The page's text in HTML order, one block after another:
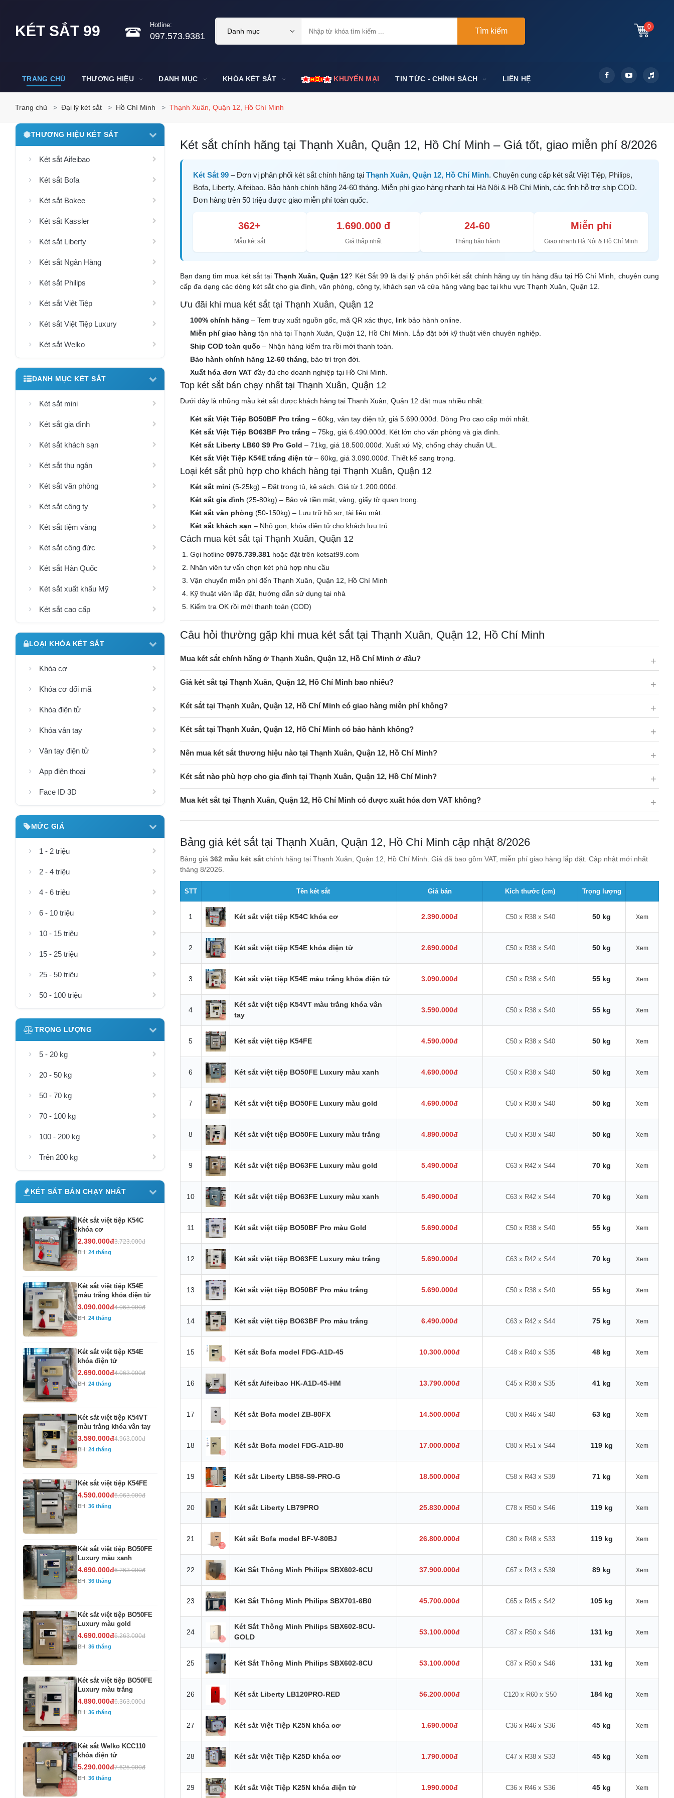
KÉT SẮT 99 Hotline:
097.573.9381
0
Danh mục Tìm kiếm
TRANG CHỦ THƯƠNG HIỆU DANH MỤC KHÓA KÉT SẮT KHUYẾN MẠI TIN TỨC - CHÍNH SÁCH LIÊN HỆ
Trang chủ Đại lý két sắt Hồ Chí Minh Thạnh Xuân, Quận 12, Hồ Chí Minh
THƯƠNG HIỆU KÉT SẮT
Két sắt Aifeibao
Két sắt Bofa
Két sắt Bokee
Két sắt Kassler
Két sắt Liberty
Két sắt Ngân Hàng
Két sắt Philips
Két sắt Việt Tiệp
Két sắt Việt Tiệp Luxury
Két sắt Welko
DANH MỤC KÉT SẮT
Két sắt mini
Két sắt gia đình
Két sắt khách sạn
Két sắt thu ngân
Két sắt văn phòng
Két sắt công ty
Két sắt tiệm vàng
Két sắt công đức
Két sắt Hàn Quốc
Két sắt xuất khẩu Mỹ
Két sắt cao cấp
LOẠI KHÓA KÉT SẮT
Khóa cơ
Khóa cơ đổi mã
Khóa điện tử
Khóa vân tay
Vân tay điện tử
App điện thoại
Face ID 3D
MỨC GIÁ
1 - 2 triệu
2 - 4 triệu
4 - 6 triệu
6 - 10 triệu
10 - 15 triệu
15 - 25 triệu
25 - 50 triệu
50 - 100 triệu
TRỌNG LƯỢNG
5 - 20 kg
20 - 50 kg
50 - 70 kg
70 - 100 kg
100 - 200 kg
Trên 200 kg
KÉT SẮT BÁN CHẠY NHẤT
Két sắt việt tiệp K54C
khóa cơ
2.390.000đ3.723.000đ
BH: 24 tháng
Két sắt việt tiệp K54E
màu trắng khóa điện tử
3.090.000đ4.063.000đ
BH: 24 tháng
Két sắt việt tiệp K54E
khóa điện tử
2.690.000đ4.063.000đ
BH: 24 tháng
Két sắt việt tiệp K54VT
màu trắng khóa vân tay
3.590.000đ4.963.000đ
BH: 24 tháng
Két sắt việt tiệp K54FE
4.590.000đ6.063.000đ
BH: 36 tháng
Két sắt việt tiệp BO50FE
Luxury màu xanh
4.690.000đ6.263.000đ
BH: 36 tháng
Két sắt việt tiệp BO50FE
Luxury màu gold
4.690.000đ6.263.000đ
BH: 36 tháng
Két sắt việt tiệp BO50FE
Luxury màu trắng
4.890.000đ6.363.000đ
BH: 36 tháng
Két sắt Welko KCC110
khóa điện tử
5.290.000đ7.625.000đ
BH: 36 tháng
Két sắt chính hãng tại Thạnh Xuân, Quận 12, Hồ Chí Minh – Giá tốt, giao miễn phí 8/2026
Két Sắt 99– Đơn vị phân phối két sắt chính hãng tại Thạnh Xuân, Quận 12, Hồ Chí Minh. Chuyên cung cấp két sắt Việt Tiệp, Philips,
Bofa, Liberty, Aifeibao. Bảo hành chính hãng 24-60 tháng. Miễn phí giao hàng nhanh tại Hà Nội & Hồ Chí Minh, các tỉnh hỗ trợ ship COD.
Đơn hàng trên 50 triệu được giao miễn phí toàn quốc.
362+
Mẫu két sắt
1.690.000 đ
Giá thấp nhất
24-60
Tháng bảo hành
Miễn phí
Giao nhanh Hà Nội & Hồ Chí Minh
Bạn đang tìm mua két sắt tại Thạnh Xuân, Quận 12? Két Sắt 99 là đại lý phân phối két sắt chính hãng uy tín hàng đầu tại Hồ Chí Minh, chuyên cung
cấp đa dạng các dòng két sắt cho gia đình, văn phòng, công ty, khách sạn và cửa hàng vàng bạc tại khu vực Thạnh Xuân, Quận 12.
Ưu đãi khi mua két sắt tại Thạnh Xuân, Quận 12
100% chính hãng – Tem truy xuất nguồn gốc, mã QR xác thực, link bảo hành online.
Miễn phí giao hàng tận nhà tại Thạnh Xuân, Quận 12, Hồ Chí Minh. Lắp đặt bởi kỹ thuật viên chuyên nghiệp.
Ship COD toàn quốc– Nhận hàng kiểm tra rồi mới thanh toán.
Bảo hành chính hãng 12-60 tháng , bảo trì trọn đời.
Xuất hóa đơn VATđầy đủ cho doanh nghiệp tại Hồ Chí Minh.
Top két sắt bán chạy nhất tại Thạnh Xuân, Quận 12
Dưới đây là những mẫu két sắt được khách hàng tại Thạnh Xuân, Quận 12 đặt mua nhiều nhất:
Két sắt Việt Tiệp BO50BF Pro trắng – 60kg, vân tay điện tử, giá 5.690.000đ. Dòng Pro cao cấp mới nhất.
Két sắt Việt Tiệp BO63BF Pro trắng – 75kg, giá 6.490.000đ. Két lớn cho văn phòng và gia đình.
Két sắt Liberty LB60 S9 Pro Gold – 71kg, giá 18.500.000đ. Xuất xứ Mỹ, chống cháy chuẩn UL.
Két sắt Việt Tiệp K54E trắng điện tử– 60kg, giá 3.090.000đ. Thiết kế sang trọng.
Loại két sắt phù hợp cho khách hàng tại Thạnh Xuân, Quận 12
Két sắt mini (5-25kg) – Đặt trong tủ, kệ sách. Giá từ 1.200.000đ.
Két sắt gia đình (25-80kg) – Bảo vệ tiền mặt, vàng, giấy tờ quan trọng.
Két sắt văn phòng (50-150kg) – Lưu trữ hồ sơ, tài liệu mật.
Két sắt khách sạn – Nhỏ gọn, khóa điện tử cho khách lưu trú.
Cách mua két sắt tại Thạnh Xuân, Quận 12
Gọi hotline 0975.739.381hoặc đặt trên ketsat99.com
Nhân viên tư vấn chọn két phù hợp nhu cầu
Vận chuyển miễn phí đến Thạnh Xuân, Quận 12, Hồ Chí Minh
Kỹ thuật viên lắp đặt, hướng dẫn sử dụng tại nhà
Kiểm tra OK rồi mới thanh toán (COD)
Câu hỏi thường gặp khi mua két sắt tại Thạnh Xuân, Quận 12, Hồ Chí Minh
Mua két sắt chính hãng ở Thạnh Xuân, Quận 12, Hồ Chí Minh ở đâu?
Giá két sắt tại Thạnh Xuân, Quận 12, Hồ Chí Minh bao nhiêu?
Két sắt tại Thạnh Xuân, Quận 12, Hồ Chí Minh có giao hàng miễn phí không?
Két sắt tại Thạnh Xuân, Quận 12, Hồ Chí Minh có bảo hành không?
Nên mua két sắt thương hiệu nào tại Thạnh Xuân, Quận 12, Hồ Chí Minh?
Két sắt nào phù hợp cho gia đình tại Thạnh Xuân, Quận 12, Hồ Chí Minh?
Mua két sắt tại Thạnh Xuân, Quận 12, Hồ Chí Minh có được xuất hóa đơn VAT không?
Bảng giá két sắt tại Thạnh Xuân, Quận 12, Hồ Chí Minh cập nhật 8/2026
Bảng giá 362 mẫu két sắtchính hãng tại Thạnh Xuân, Quận 12, Hồ Chí Minh. Giá đã bao gồm VAT, miễn phí giao hàng lắp đặt. Cập nhật mới nhất
tháng 8/2026.
STT Tên két sắt Giá bán Kích thước (cm) Trọng lượng
1 Két sắt việt tiệp K54C khóa cơ 2.390.000đ C50 x R38 x S40 50 kg Xem
2 Két sắt việt tiệp K54E khóa điện tử 2.690.000đ C50 x R38 x S40 50 kg Xem
3 Két sắt việt tiệp K54E màu trắng khóa điện tử 3.090.000đ C50 x R38 x S40 55 kg Xem
4
Két sắt việt tiệp K54VT màu trắng khóa vân
tay
3.590.000đ C50 x R38 x S40 55 kg Xem
5 Két sắt việt tiệp K54FE 4.590.000đ C50 x R38 x S40 50 kg Xem
6 Két sắt việt tiệp BO50FE Luxury màu xanh 4.690.000đ C50 x R38 x S40 50 kg Xem
7 Két sắt việt tiệp BO50FE Luxury màu gold 4.690.000đ C50 x R38 x S40 50 kg Xem
8 Két sắt việt tiệp BO50FE Luxury màu trắng 4.890.000đ C50 x R38 x S40 50 kg Xem
9 Két sắt việt tiệp BO63FE Luxury màu gold 5.490.000đ C63 x R42 x S44 70 kg Xem
10 Két sắt việt tiệp BO63FE Luxury màu xanh 5.490.000đ C63 x R42 x S44 70 kg Xem
11 Két sắt việt tiệp BO50BF Pro màu Gold 5.690.000đ C50 x R38 x S40 55 kg Xem
12 Két sắt việt tiệp BO63FE Luxury màu trắng 5.690.000đ C63 x R42 x S44 70 kg Xem
13 Két sắt việt tiệp BO50BF Pro màu trắng 5.690.000đ C50 x R38 x S40 55 kg Xem
14 Két sắt việt tiệp BO63BF Pro màu trắng 6.490.000đ C63 x R42 x S44 75 kg Xem
15 Két sắt Bofa model FDG-A1D-45 10.300.000đ C48 x R40 x S35 48 kg Xem
16 Két sắt Aifeibao HK-A1D-45-HM 13.790.000đ C45 x R38 x S35 41 kg Xem
17 Két sắt Bofa model ZB-80FX 14.500.000đ C80 x R46 x S40 63 kg Xem
18 Két sắt Bofa model FDG-A1D-80 17.000.000đ C80 x R51 x S44 119 kg Xem
19 Két sắt Liberty LB58-S9-PRO-G 18.500.000đ C58 x R43 x S39 71 kg Xem
20 Két sắt Liberty LB79PRO 25.830.000đ C78 x R50 x S46 119 kg Xem
21 Két sắt Bofa model BF-V-80BJ 26.800.000đ C80 x R48 x S33 119 kg Xem
22 Két Sắt Thông Minh Philips SBX602-6CU 37.900.000đ C67 x R43 x S39 89 kg Xem
23 Két Sắt Thông Minh Philips SBX701-6B0 45.700.000đ C65 x R45 x S42 105 kg Xem
24
Két Sắt Thông Minh Philips SBX602-8CU-
GOLD
53.100.000đ C87 x R50 x S46 131 kg Xem
25 Két Sắt Thông Minh Philips SBX602-8CU 53.100.000đ C87 x R50 x S46 131 kg Xem
26 Két sắt Liberty LB120PRO-RED 56.200.000đ C120 x R60 x S50 184 kg Xem
27 Két sắt Việt Tiệp K25N khóa cơ 1.690.000đ C36 x R46 x S36 45 kg Xem
28 Két sắt Việt Tiệp K25D khóa cơ 1.790.000đ C47 x R38 x S33 45 kg Xem
29 Két sắt Việt Tiệp K25N khóa điện tử 1.990.000đ C36 x R46 x S36 45 kg Xem